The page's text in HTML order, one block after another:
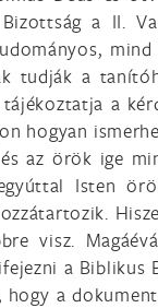
a II.
mind
tudják a
a
hogyan
az örök ige
Isten
visz.
a Biblikus
a